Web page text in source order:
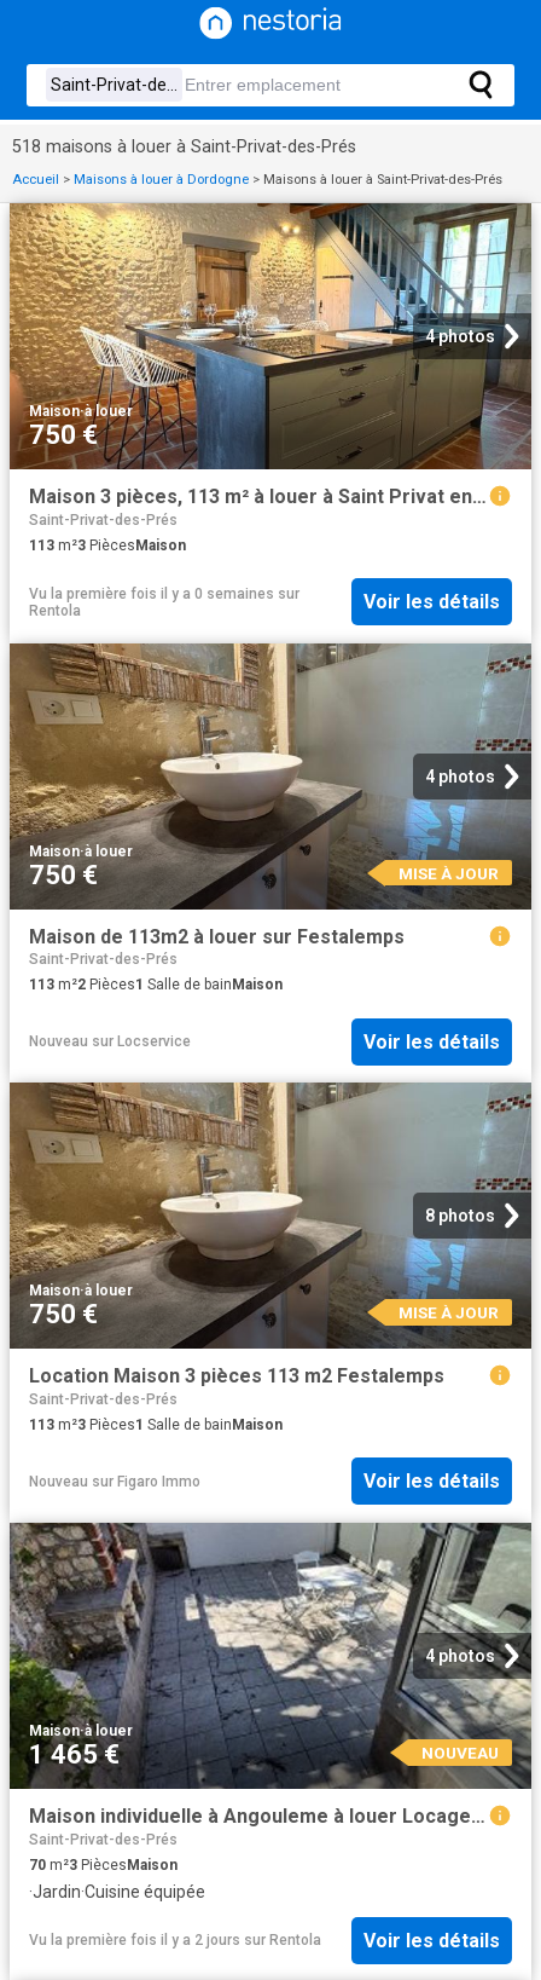
518 maisons à louer à Saint-Privat-des-Prés
Accueil > Maisons à louer à Dordogne > Maisons à louer à Saint-Privat-des-Prés
4 photos
Maison·à louer
750 €
Maison 3 pièces, 113 m² à louer à Saint Privat en Périgord 24410
Saint-Privat-des-Prés
113 m²3 PiècesMaison
Vu la première fois il y a 0 semaines sur
Rentola
Voir les détails
4 photos
Maison·à louer
750 € MISE À JOUR
Maison de 113m2 à louer sur Festalemps
Saint-Privat-des-Prés
113 m²2 Pièces1 Salle de bain Maison
Nouveau sur Locservice Voir les détails
8 photos
Maison·à louer
750 € MISE À JOUR
Location Maison 3 pièces 113 m2 Festalemps
Saint-Privat-des-Prés
113 m²3 Pièces1 Salle de bain Maison
Nouveau sur Figaro Immo Voir les détails
4 photos
Maison·à louer
1 465 € NOUVEAU
Maison individuelle à Angouleme à louer Locagestion, expert en gestion locative
Saint-Privat-des-Prés
70 m²3 PiècesMaison
·Jardin·Cuisine équipée
Vu la première fois il y a 2 jours sur Rentola Voir les détails